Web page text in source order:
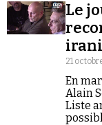
Le
21
En
Alain
Liste